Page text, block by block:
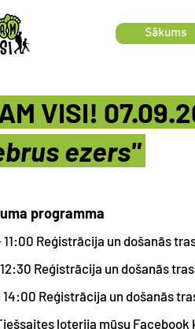
Sākums
VISI!
ezers"
programma
Reģistrācija un došanās
Reģistrācija un došanās
14:00 Reģistrācija un došanās
loterija mūsu Facebook